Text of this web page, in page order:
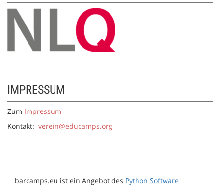
IMPRESSUM
Zum Impressum
Kontakt: verein@educamps.org
barcamps.eu ist ein Angebot des Python Software